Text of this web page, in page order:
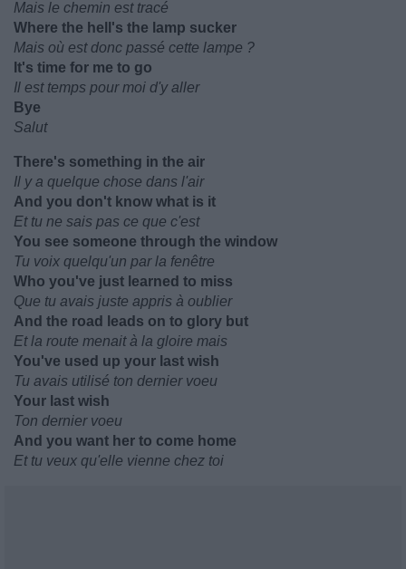
Mais le chemin est tracé
Where the hell's the lamp sucker
Mais où est donc passé cette lampe ?
It's time for me to go
Il est temps pour moi d'y aller
Bye
Salut
There's something in the air
Il y a quelque chose dans l'air
And you don't know what is it
Et tu ne sais pas ce que c'est
You see someone through the window
Tu voix quelqu'un par la fenêtre
Who you've just learned to miss
Que tu avais juste appris à oublier
And the road leads on to glory but
Et la route menait à la gloire mais
You've used up your last wish
Tu avais utilisé ton dernier voeu
Your last wish
Ton dernier voeu
And you want her to come home
Et tu veux qu'elle vienne chez toi